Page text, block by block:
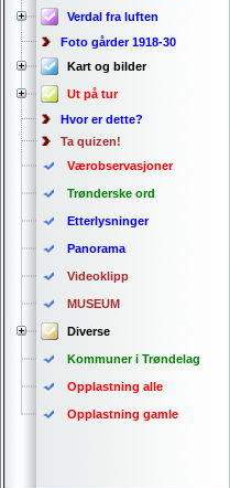
Verdal fra luften
Foto gårder 1918-30
Kart og bilder
Ut på tur
Hvor er dette?
Ta quizen!
Værobservasjoner
Trønderske ord
Etterlysninger
Panorama
Videoklipp
MUSEUM
Diverse
Kommuner i Trøndelag
Opplastning alle
Opplastning gamle